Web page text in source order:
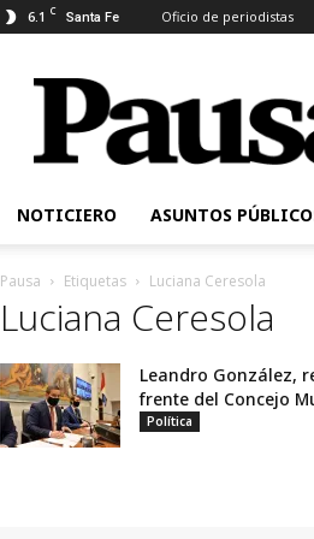
6.1 C Santa Fe Oficio de periodistas
Pausa
NOTICIERO ASUNTOS
Pausa Etiquetas Luciana Ceresola
Luciana Ceresola
Leandro González,
frente del Concejo
Política